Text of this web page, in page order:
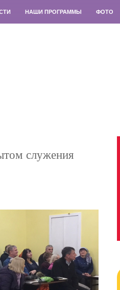
НАШИ ПРОГРАММЫ ФОТО
служения